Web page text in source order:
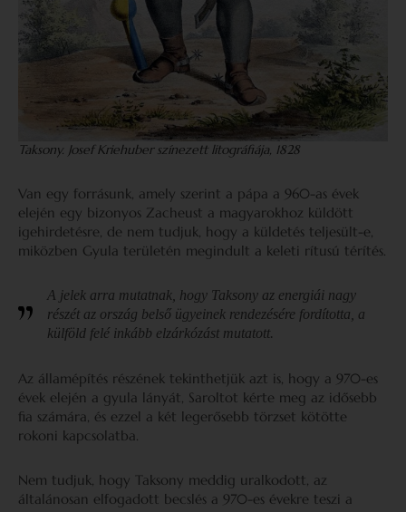
Taksony. Josef Kriehuber színezett litográfiája, 1828
Van egy forrásunk, amely szerint a pápa a 960-as évek
elején egy bizonyos Zacheust a magyarokhoz küldött
igehirdetésre, de nem tudjuk, hogy a küldetés teljesült-e,
miközben Gyula területén megindult a keleti rítusú térítés.
A jelek arra mutatnak, hogy Taksony az energiái nagy
részét az ország belső ügyeinek rendezésére fordította, a
külföld felé inkább elzárkózást mutatott.
Az államépítés részének tekinthetjük azt is, hogy a 970-es
évek elején a gyula lányát, Saroltot kérte meg az idősebb
fia számára, és ezzel a két legerősebb törzset kötötte
rokoni kapcsolatba.
Nem tudjuk, hogy Taksony meddig uralkodott, az
általánosan elfogadott becslés a 970-es évekre teszi a